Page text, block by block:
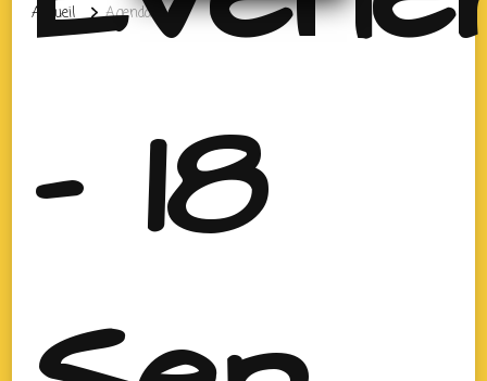
Accueil Agenda
- 18